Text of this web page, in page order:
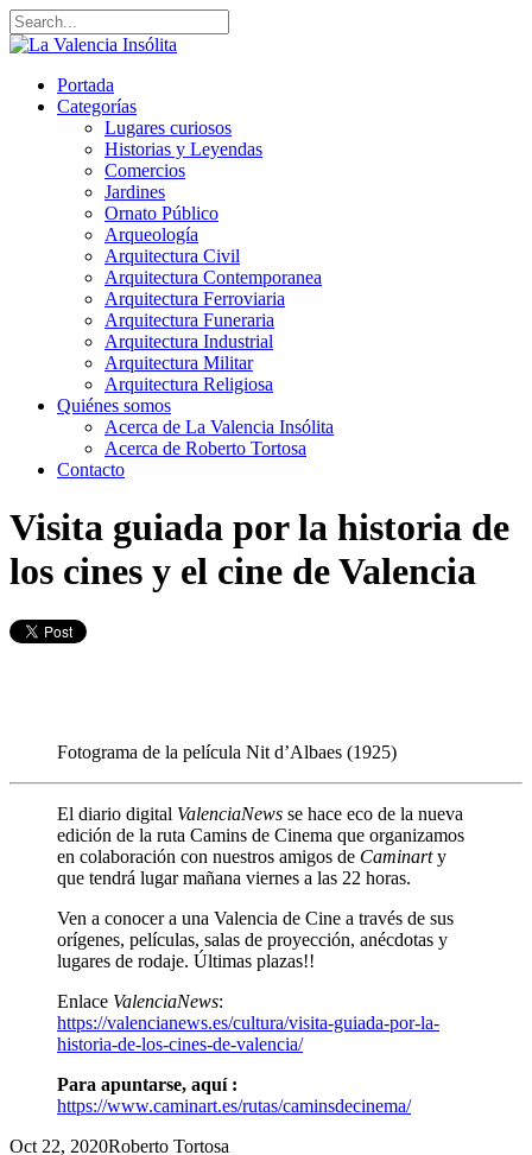
Portada
Categorías
Lugares curiosos
Historias y Leyendas
Comercios
Jardines
Ornato Público
Arqueología
Arquitectura Civil
Arquitectura Contemporanea
Arquitectura Ferroviaria
Arquitectura Funeraria
Arquitectura Industrial
Arquitectura Militar
Arquitectura Religiosa
Quiénes somos
Acerca de La Valencia Insólita
Acerca de Roberto Tortosa
Contacto
Visita guiada por la historia de
los cines y el cine de Valencia
Fotograma de la película Nit d’Albaes (1925)
El diario digital ValenciaNews se hace eco de la nueva
edición de la ruta Camins de Cinema que organizamos
en colaboración con nuestros amigos de Caminarty
que tendrá lugar mañana viernes a las 22 horas.
Ven a conocer a una Valencia de Cine a través de sus
orígenes, películas, salas de proyección, anécdotas y
lugares de rodaje. Últimas plazas!!
Enlace ValenciaNews:
https://valencianews.es/cultura/visita-guiada-por-la-
historia-de-los-cines-de-valencia/
Para apuntarse, aquí :
https://www.caminart.es/rutas/caminsdecinema/
Oct 22, 2020Roberto Tortosa